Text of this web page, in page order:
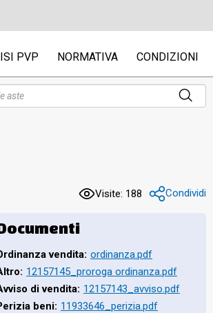
PVP NORMATIVA CONDIZIONI
Visite: 188 Condividi
vendita: ordinanza.pdf
12157145_proroga ordinanza.pdf
di vendita: 12157143_avviso.pdf
beni: 11933646_perizia.pdf